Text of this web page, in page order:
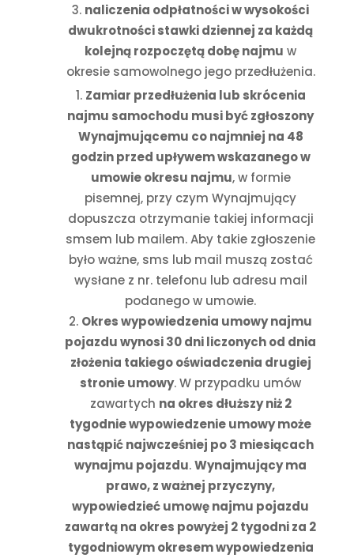
naliczenia odpłatności w wysokości
dwukrotności stawki dziennej za każdą
kolejną rozpoczętą dobę najmu w
okresie samowolnego jego przedłużenia.
Zamiar przedłużenia lub skrócenia
najmu samochodu musi być zgłoszony
Wynajmującemu co najmniej na 48
godzin przed upływem wskazanego w
umowie okresu najmu, w formie
pisemnej, przy czym Wynajmujący
dopuszcza otrzymanie takiej informacji
smsem lub mailem. Aby takie zgłoszenie
było ważne, sms lub mail muszą zostać
wysłane z nr. telefonu lub adresu mail
podanego w umowie.
Okres wypowiedzenia umowy najmu
pojazdu wynosi 30 dni liczonych od dnia
złożenia takiego oświadczenia drugiej
stronie umowy. W przypadku umów
zawartych na okres dłuższy niż 2
tygodnie wypowiedzenie umowy może
nastąpić najwcześniej po 3 miesiącach
wynajmu pojazdu.Wynajmujący ma
prawo, z ważnej przyczyny,
wypowiedzieć umowę najmu pojazdu
zawartą na okres powyżej 2 tygodni za 2
tygodniowym okresem wypowiedzenia